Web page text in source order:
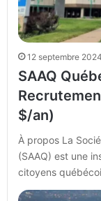
12 septembre 2024
SAAQ
$/an)
À propos La
(SAAQ) est une
citoyens